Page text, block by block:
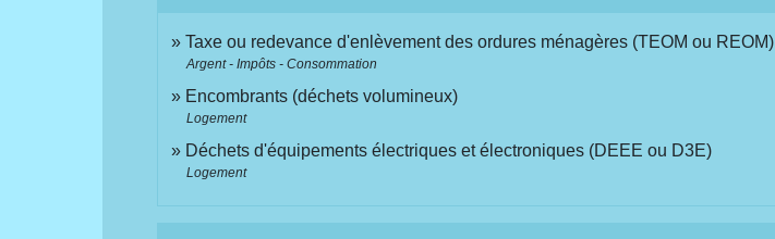
Taxe ou redevance d'enlèvement des ordures ménagères (TEOM ou REOM)
Argent - Impôts - Consommation
Encombrants (déchets volumineux)
Logement
Déchets d'équipements électriques et électroniques (DEEE ou D3E)
Logement